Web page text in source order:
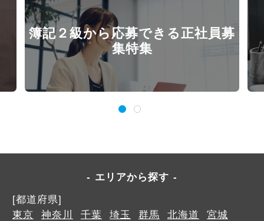
簿記２級から応募できる正社員募
集特集
エリアから探す
[都道府県]
東京
神奈川 千葉 埼玉 群馬 北海道
宮城